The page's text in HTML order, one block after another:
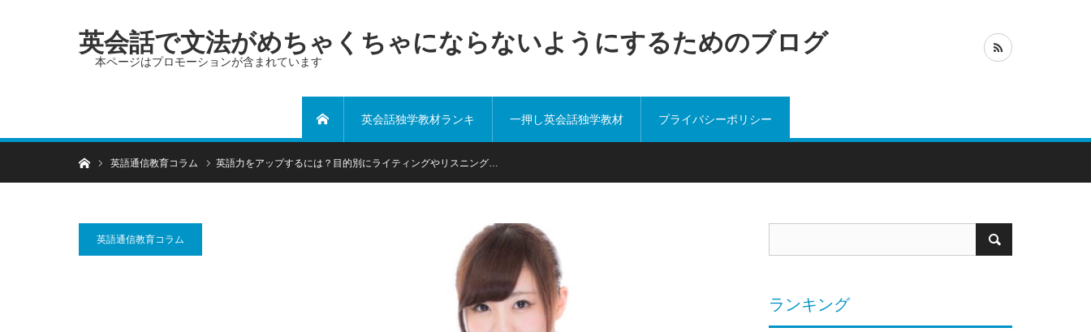
英会話で文法がめちゃくちゃにならないようにするためのブログ
本ページはプロモーションが含まれています
英会話独学教材ランキ
ング
一押し英会話独学教材 プライバシーポリシー
ホーム英語通信教育コラム 英語力をアップするには？目的別にライティングやリスニング…
英語通信教育コラム
ランキング